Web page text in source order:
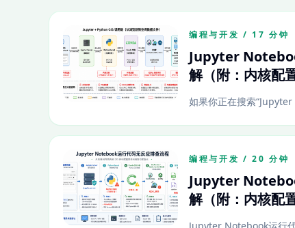
编程与开发 / 17 分钟
Jupyter
解（附：内核配
如果你正在搜索
编程与开发 / 20 分钟
Jupyter
解（附：内核配